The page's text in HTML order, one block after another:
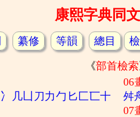
康熙字典同
纂修 等韻 總目
《部首檢索
冫 几凵 刀 力勹 匕 匚匸十
06
舛
07